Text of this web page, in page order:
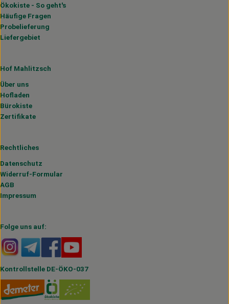
Ökokiste - So geht's
Häufige Fragen
Probelieferung
Liefergebiet
Hof Mahlitzsch
Über uns
Hofladen
Bürokiste
Zertifikate
Rechtliches
Datenschutz
Widerruf-Formular
AGB
Impressum
Folge uns auf:
Externer Link zu https://www.instagram.com/
Externer Link zu https://t.me/s/hofmahlitzsch
Externer Link zu https://www.facebook.com/
Kontrollstelle DE-ÖKO-037